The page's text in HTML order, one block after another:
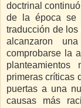
doctrinal
de la época se
traducción de
alcanzaron
comprobarse la
primeras críticas
puertas a una
causas más